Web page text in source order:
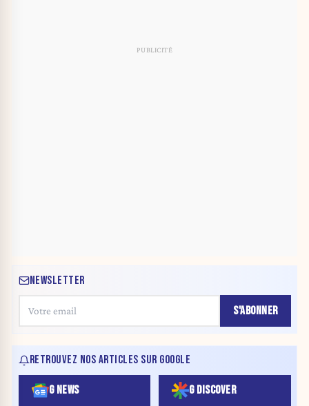
NEWSLETTER
S'ABONNER
RETROUVEZ NOS ARTICLES SUR GOOGLE
G NEWS G DISCOVER